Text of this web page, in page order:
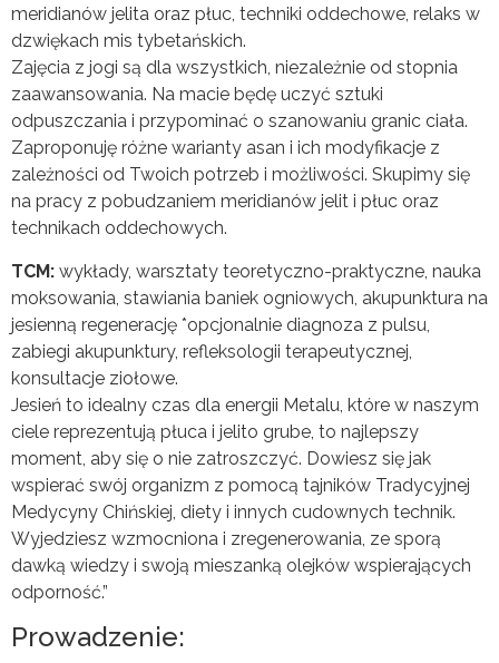
meridianów jelita oraz płuc, techniki oddechowe, relaks w
dzwiękach mis tybetańskich.
Zajęcia z jogi są dla wszystkich, niezależnie od stopnia
zaawansowania. Na macie będę uczyć sztuki
odpuszczania i przypominać o szanowaniu granic ciała.
Zaproponuję różne warianty asan i ich modyfikacje z
zależności od Twoich potrzeb i możliwości. Skupimy się
na pracy z pobudzaniem meridianów jelit i płuc oraz
technikach oddechowych.
TCM: wykłady, warsztaty teoretyczno-praktyczne, nauka
moksowania, stawiania baniek ogniowych, akupunktura na
jesienną regenerację *opcjonalnie diagnoza z pulsu,
zabiegi akupunktury, refleksologii terapeutycznej,
konsultacje ziołowe.
Jesień to idealny czas dla energii Metalu, które w naszym
ciele reprezentują płuca i jelito grube, to najlepszy
moment, aby się o nie zatroszczyć. Dowiesz się jak
wspierać swój organizm z pomocą tajników Tradycyjnej
Medycyny Chińskiej, diety i innych cudownych technik.
Wyjedziesz wzmocniona i zregenerowania, ze sporą
dawką wiedzy i swoją mieszanką olejków wspierających
odporność.”
Prowadzenie: